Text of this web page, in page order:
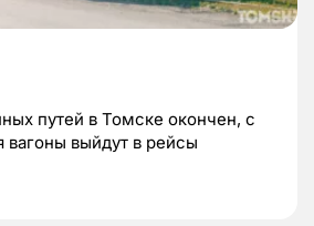
путей в Томске окончен, с
вагоны выйдут в рейсы